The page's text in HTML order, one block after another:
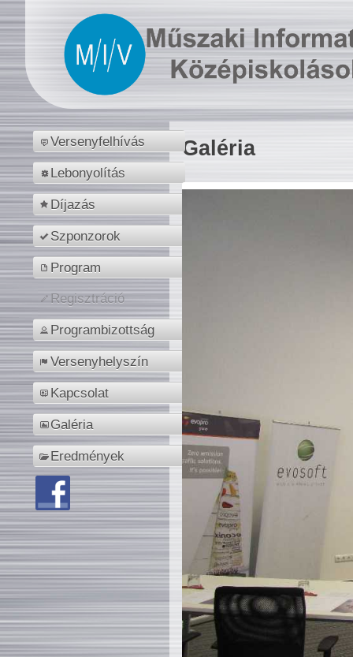
Versenyfelhívás
Lebonyolítás
Díjazás
Szponzorok
Program
Regisztráció
Programbizottság
Versenyhelyszín
Kapcsolat
Galéria
Eredmények
Galéria